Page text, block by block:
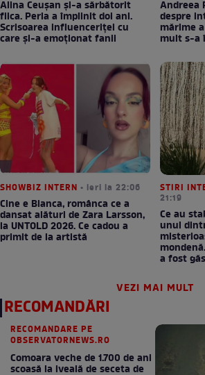
Alina Ceușan și-a sărbătorit
fiica. Perla a împlinit doi ani.
Scrisoarea influenceriței cu
care și-a emoționat fanii
Andreea
despre
mărime
mult s-a
SHOWBIZ INTERN • ieri la 22:06
Cine e Bianca, românca ce a
dansat alături de Zara Larsson,
la UNTOLD 2026. Ce cadou a
primit de la artistă
STIRI
21:19
Ce au
unul
a fost
VEZI MAI MULT
RECOMANDĂRI
RECOMANDARE PE
OBSERVATORNEWS.RO
Comoara veche de 1.700 de ani
scoasă la iveală de seceta de